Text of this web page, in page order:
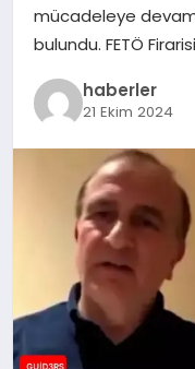
mücadeleye
bulundu. FETÖ
haberler
21 Ekim 2024